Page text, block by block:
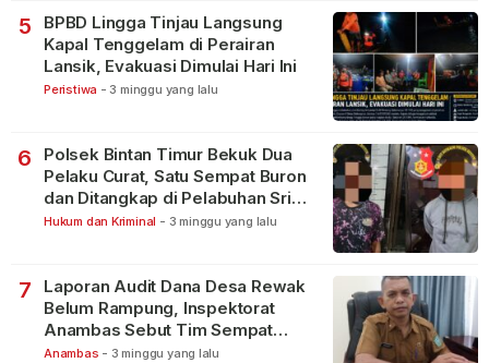
5
BPBD Lingga Tinjau Langsung
Kapal Tenggelam di Perairan
Lansik, Evakuasi Dimulai Hari Ini
Peristiwa - 3 minggu yang lalu
6
Polsek Bintan Timur Bekuk Dua
Pelaku Curat, Satu Sempat Buron
dan Ditangkap di Pelabuhan Sri
Bintan Pura
Hukum dan Kriminal - 3 minggu yang lalu
7
Laporan Audit Dana Desa Rewak
Belum Rampung, Inspektorat
Anambas Sebut Tim Sempat
Terbagi Tangani Kasus Lain
Anambas - 3 minggu yang lalu